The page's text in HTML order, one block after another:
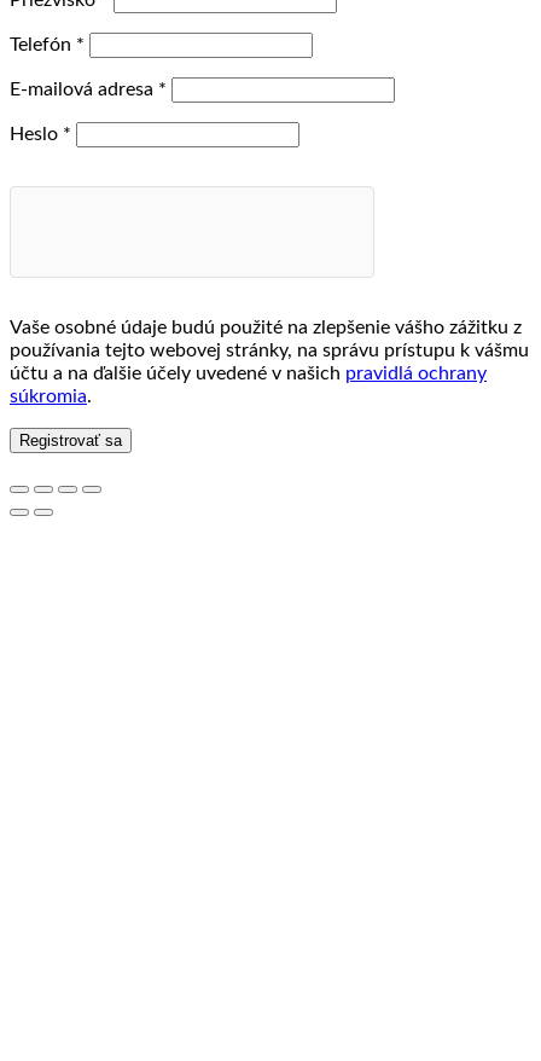
Telefón *
E-mailová adresa *
Heslo *
Vaše osobné údaje budú použité na zlepšenie vášho zážitku z
používania tejto webovej stránky, na správu prístupu k vášmu
účtu a na ďalšie účely uvedené v našich pravidlá ochrany
súkromia.
Registrovať sa